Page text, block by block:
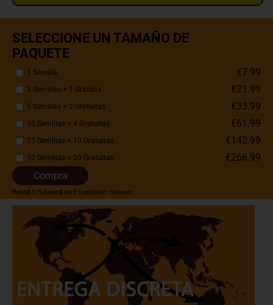
SELECCIONE UN TAMAÑO DE
PAQUETE
1 Semilla €7.99
3 Semillas + 1 Gratuita €21.99
5 Semillas + 2 Gratuitas €33.99
10 Semillas + 4 Gratuitas €61.99
25 Semillas + 10 Gratuitas €142.99
50 Semillas + 20 Gratuitas
€266.99
Compra
Rated 5/5 based on 5 customer reviews